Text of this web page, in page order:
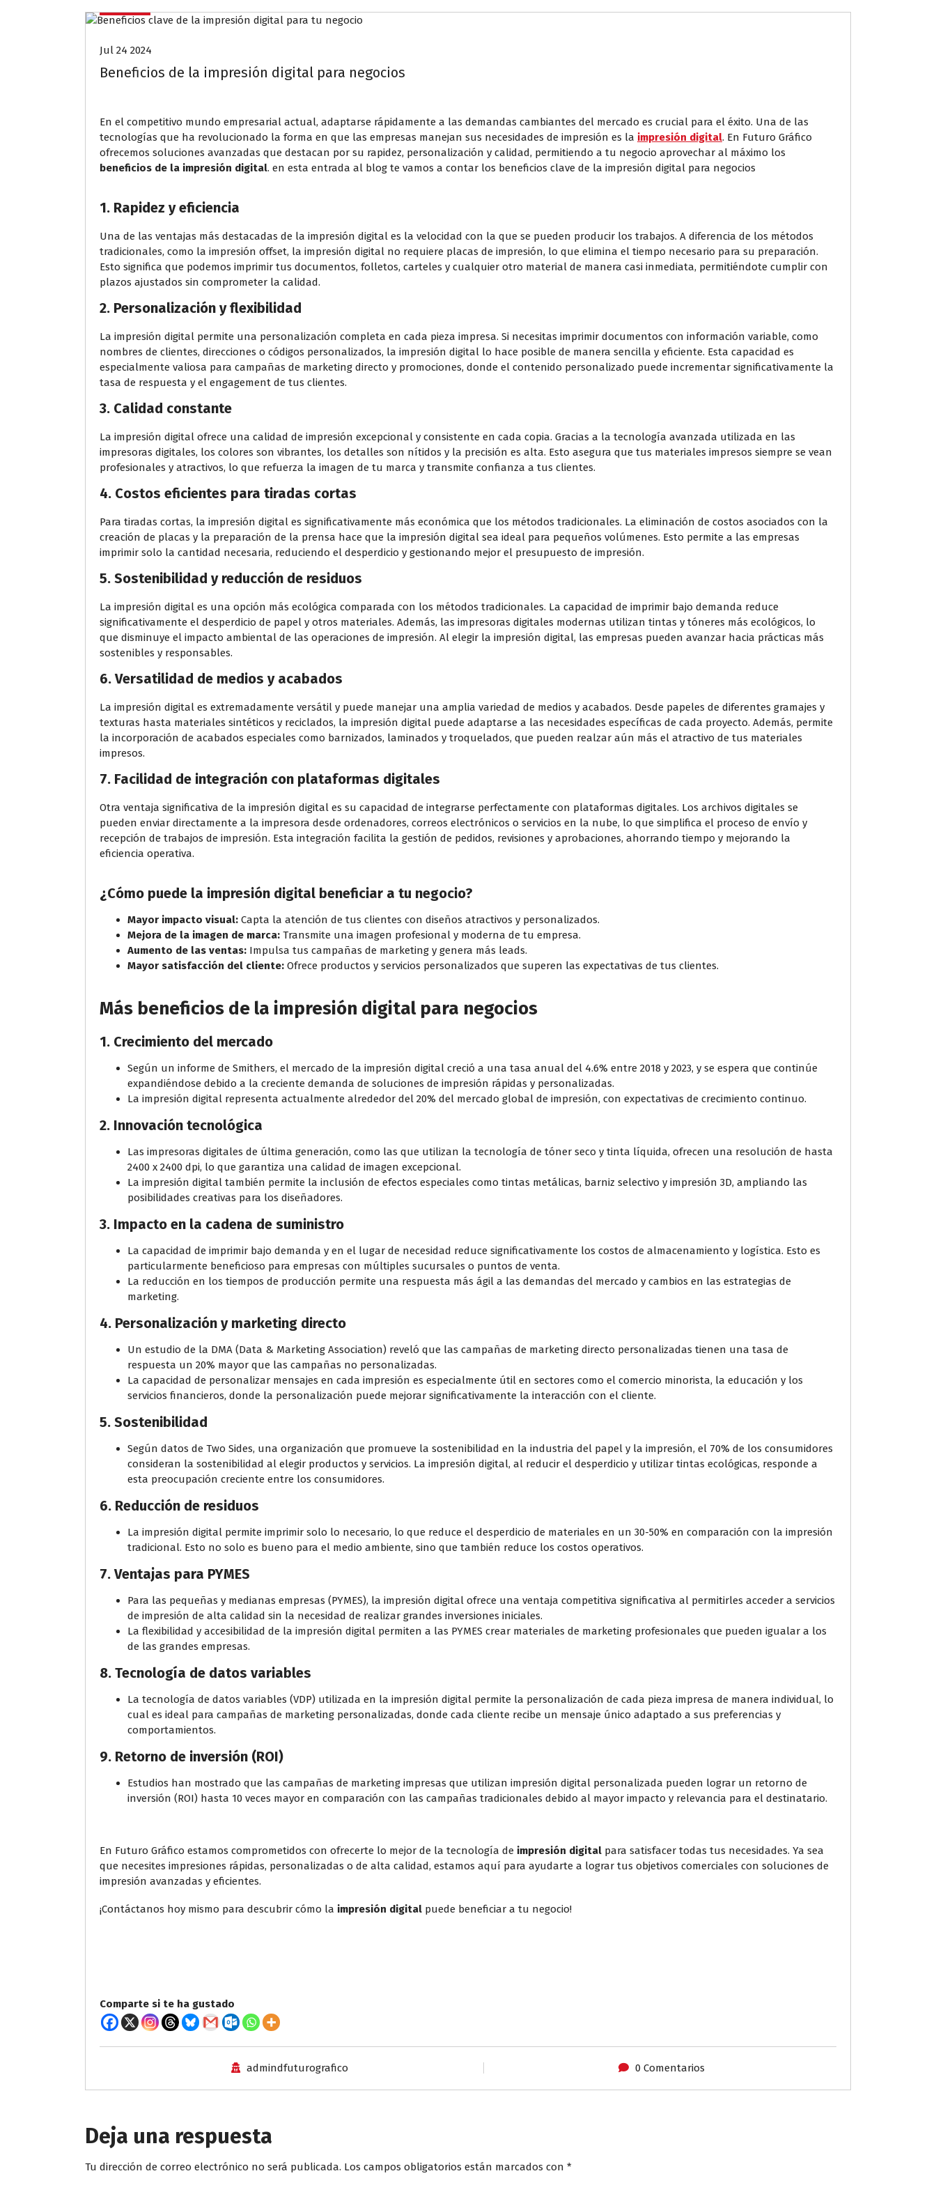
Jul 24 2024
Beneficios de la impresión digital para negocios
En el competitivo mundo empresarial actual, adaptarse rápidamente a las demandas cambiantes del mercado es crucial para el éxito. Una de las
tecnologías que ha revolucionado la forma en que las empresas manejan sus necesidades de impresión es la impresión digital. En Futuro Gráfico
ofrecemos soluciones avanzadas que destacan por su rapidez, personalización y calidad, permitiendo a tu negocio aprovechar al máximo los
beneficios de la impresión digital. en esta entrada al blog te vamos a contar los beneficios clave de la impresión digital para negocios
1. Rapidez y eficiencia
Una de las ventajas más destacadas de la impresión digital es la velocidad con la que se pueden producir los trabajos. A diferencia de los métodos
tradicionales, como la impresión offset, la impresión digital no requiere placas de impresión, lo que elimina el tiempo necesario para su preparación.
Esto significa que podemos imprimir tus documentos, folletos, carteles y cualquier otro material de manera casi inmediata, permitiéndote cumplir con
plazos ajustados sin comprometer la calidad.
2. Personalización y flexibilidad
La impresión digital permite una personalización completa en cada pieza impresa. Si necesitas imprimir documentos con información variable, como
nombres de clientes, direcciones o códigos personalizados, la impresión digital lo hace posible de manera sencilla y eficiente. Esta capacidad es
especialmente valiosa para campañas de marketing directo y promociones, donde el contenido personalizado puede incrementar significativamente la
tasa de respuesta y el engagement de tus clientes.
3. Calidad constante
La impresión digital ofrece una calidad de impresión excepcional y consistente en cada copia. Gracias a la tecnología avanzada utilizada en las
impresoras digitales, los colores son vibrantes, los detalles son nítidos y la precisión es alta. Esto asegura que tus materiales impresos siempre se vean
profesionales y atractivos, lo que refuerza la imagen de tu marca y transmite confianza a tus clientes.
4. Costos eficientes para tiradas cortas
Para tiradas cortas, la impresión digital es significativamente más económica que los métodos tradicionales. La eliminación de costos asociados con la
creación de placas y la preparación de la prensa hace que la impresión digital sea ideal para pequeños volúmenes. Esto permite a las empresas
imprimir solo la cantidad necesaria, reduciendo el desperdicio y gestionando mejor el presupuesto de impresión.
5. Sostenibilidad y reducción de residuos
La impresión digital es una opción más ecológica comparada con los métodos tradicionales. La capacidad de imprimir bajo demanda reduce
significativamente el desperdicio de papel y otros materiales. Además, las impresoras digitales modernas utilizan tintas y tóneres más ecológicos, lo
que disminuye el impacto ambiental de las operaciones de impresión. Al elegir la impresión digital, las empresas pueden avanzar hacia prácticas más
sostenibles y responsables.
6.Versatilidad de medios y acabados
La impresión digital es extremadamente versátil y puede manejar una amplia variedad de medios y acabados. Desde papeles de diferentes gramajes y
texturas hasta materiales sintéticos y reciclados, la impresión digital puede adaptarse a las necesidades específicas de cada proyecto. Además, permite
la incorporación de acabados especiales como barnizados, laminados y troquelados, que pueden realzar aún más el atractivo de tus materiales
impresos.
7. Facilidad de integración con plataformas digitales
Otra ventaja significativa de la impresión digital es su capacidad de integrarse perfectamente con plataformas digitales. Los archivos digitales se
pueden enviar directamente a la impresora desde ordenadores, correos electrónicos o servicios en la nube, lo que simplifica el proceso de envío y
recepción de trabajos de impresión. Esta integración facilita la gestión de pedidos, revisiones y aprobaciones, ahorrando tiempo y mejorando la
eficiencia operativa.
¿Cómo puede la impresión digital beneficiar a tu negocio?
Mayor impacto visual: Capta la atención de tus clientes con diseños atractivos y personalizados.
Mejora de la imagen de marca: Transmite una imagen profesional y moderna de tu empresa.
Aumento de las ventas: Impulsa tus campañas de marketing y genera más leads.
Mayor satisfacción del cliente: Ofrece productos y servicios personalizados que superen las expectativas de tus clientes.
Más beneficios de la impresión digital para negocios
1. Crecimiento del mercado
Según un informe de Smithers, el mercado de la impresión digital creció a una tasa anual del 4.6% entre 2018 y 2023, y se espera que continúe
expandiéndose debido a la creciente demanda de soluciones de impresión rápidas y personalizadas.
La impresión digital representa actualmente alrededor del 20% del mercado global de impresión, con expectativas de crecimiento continuo.
2. Innovación tecnológica
Las impresoras digitales de última generación, como las que utilizan la tecnología de tóner seco y tinta líquida, ofrecen una resolución de hasta
2400 x 2400 dpi, lo que garantiza una calidad de imagen excepcional.
La impresión digital también permite la inclusión de efectos especiales como tintas metálicas, barniz selectivo y impresión 3D, ampliando las
posibilidades creativas para los diseñadores.
3. Impacto en la cadena de suministro
La capacidad de imprimir bajo demanda y en el lugar de necesidad reduce significativamente los costos de almacenamiento y logística. Esto es
particularmente beneficioso para empresas con múltiples sucursales o puntos de venta.
La reducción en los tiempos de producción permite una respuesta más ágil a las demandas del mercado y cambios en las estrategias de
marketing.
4. Personalización y marketing directo
Un estudio de la DMA (Data & Marketing Association) reveló que las campañas de marketing directo personalizadas tienen una tasa de
respuesta un 20% mayor que las campañas no personalizadas.
La capacidad de personalizar mensajes en cada impresión es especialmente útil en sectores como el comercio minorista, la educación y los
servicios financieros, donde la personalización puede mejorar significativamente la interacción con el cliente.
5. Sostenibilidad
Según datos de Two Sides, una organización que promueve la sostenibilidad en la industria del papel y la impresión, el 70% de los consumidores
consideran la sostenibilidad al elegir productos y servicios. La impresión digital, al reducir el desperdicio y utilizar tintas ecológicas, responde a
esta preocupación creciente entre los consumidores.
6. Reducción de residuos
La impresión digital permite imprimir solo lo necesario, lo que reduce el desperdicio de materiales en un 30-50% en comparación con la impresión
tradicional. Esto no solo es bueno para el medio ambiente, sino que también reduce los costos operativos.
7.Ventajas para PYMES
Para las pequeñas y medianas empresas (PYMES), la impresión digital ofrece una ventaja competitiva significativa al permitirles acceder a servicios
de impresión de alta calidad sin la necesidad de realizar grandes inversiones iniciales.
La flexibilidad y accesibilidad de la impresión digital permiten a las PYMES crear materiales de marketing profesionales que pueden igualar a los
de las grandes empresas.
8. Tecnología de datos variables
La tecnología de datos variables (VDP) utilizada en la impresión digital permite la personalización de cada pieza impresa de manera individual, lo
cual es ideal para campañas de marketing personalizadas, donde cada cliente recibe un mensaje único adaptado a sus preferencias y
comportamientos.
9. Retorno de inversión (ROI)
Estudios han mostrado que las campañas de marketing impresas que utilizan impresión digital personalizada pueden lograr un retorno de
inversión (ROI) hasta 10 veces mayor en comparación con las campañas tradicionales debido al mayor impacto y relevancia para el destinatario.
En Futuro Gráfico estamos comprometidos con ofrecerte lo mejor de la tecnología de impresión digital para satisfacer todas tus necesidades. Ya sea
que necesites impresiones rápidas, personalizadas o de alta calidad, estamos aquí para ayudarte a lograr tus objetivos comerciales con soluciones de
impresión avanzadas y eficientes.
¡Contáctanos hoy mismo para descubrir cómo la impresión digital puede beneficiar a tu negocio!
Comparte si te ha gustado
admindfuturografico 0 Comentarios
Deja una respuesta
Tu dirección de correo electrónico no será publicada. Los campos obligatorios están marcados con *